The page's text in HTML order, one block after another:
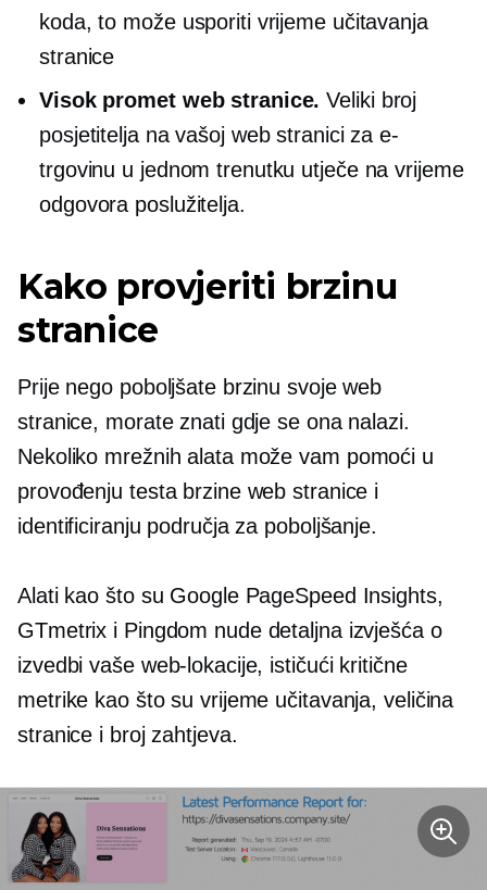
koda, to može usporiti vrijeme učitavanja
stranice
Visok promet web stranice.Veliki broj
posjetitelja na vašoj web stranici za e-
trgovinu u jednom trenutku utječe na vrijeme
odgovora poslužitelja.
Kako provjeriti brzinu
stranice
Prije nego poboljšate brzinu svoje web
stranice, morate znati gdje se ona nalazi.
Nekoliko mrežnih alata može vam pomoći u
provođenju testa brzine web stranice i
identificiranju područja za poboljšanje.
Alati kao što su Google PageSpeed ​​Insights,
GTmetrix i Pingdom nude detaljna izvješća o
izvedbi vaše web-lokacije, ističući kritične
metrike kao što su vrijeme učitavanja, veličina
stranice i broj zahtjeva.